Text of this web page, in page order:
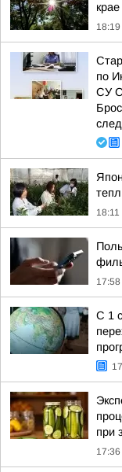
крае
18:19
по
СУ
18:11
17:58
С 1
при
17:36